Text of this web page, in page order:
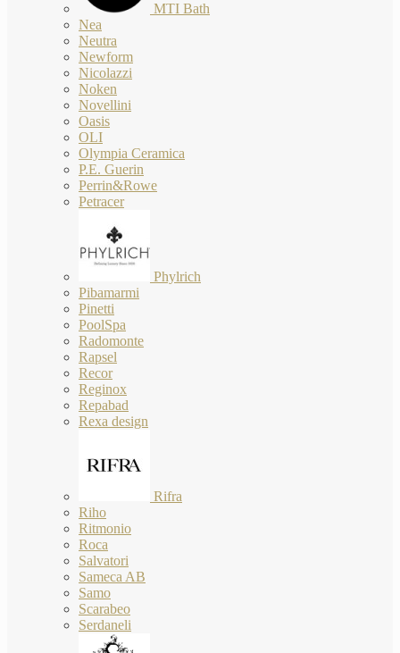
MTI Bath
Nea
Neutra
Newform
Nicolazzi
Noken
Novellini
Oasis
OLI
Olympia Ceramica
P.E. Guerin
Perrin&Rowe
Petracer
Phylrich
Pibamarmi
Pinetti
PoolSpa
Radomonte
Rapsel
Recor
Reginox
Repabad
Rexa design
Rifra
Riho
Ritmonio
Roca
Salvatori
Sameca AB
Samo
Scarabeo
Serdaneli